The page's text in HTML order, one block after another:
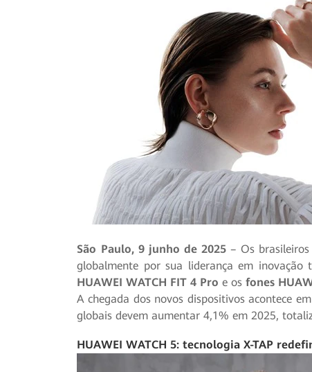
São Paulo, 9 junho de 2025 – Os
globalmente por sua liderança em inovação
HUAWEI WATCH FIT 4 Pro e osfones
A chegada dos novos dispositivos acontece
globais devem aumentar 4,1% em 2025,
HUAWEI WATCH 5: tecnologia X-TAP